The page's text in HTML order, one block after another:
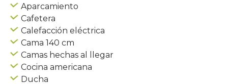
Aparcamiento
Cafetera
Calefacción eléctrica
Cama 140 cm
Camas hechas al llegar
Cocina americana
Ducha